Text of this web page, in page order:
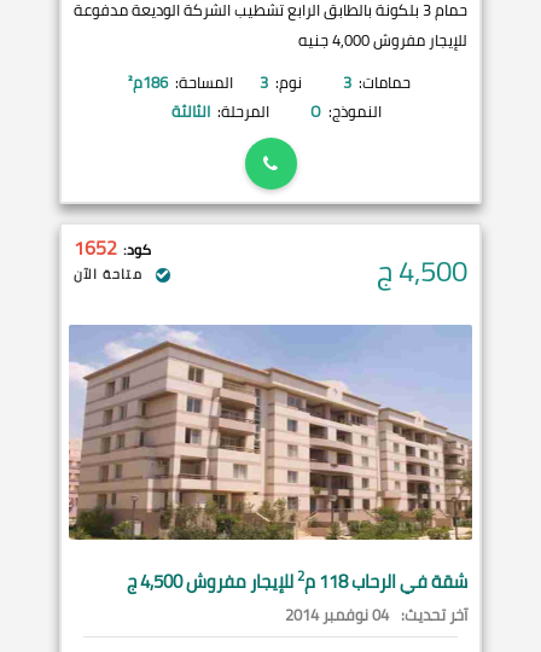
حمام 3 بلكونة بالطابق الرابع تشطيب الشركة الوديعة مدفوعة
للإيجار مفروش 4,000 جنيه
حمامات: 3 نوم: 3 المساحة: 186م²
النموذج: O المرحلة: الثالثة
4,500ج كود: 1652
متاحة الآن
شقة فيالرحاب118 م 2للإيجار مفروش 4,500 ج
آخر تحديث: 04 نوفمبر 2014